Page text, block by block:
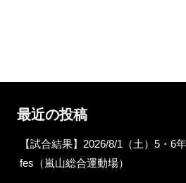
最近の投稿
【試合結果】2026/8/1（土）5・6
fes（嵐山総合運動場）